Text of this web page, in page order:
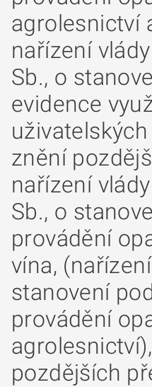
agrolesnictví
nařízení
Sb., o
evidence
znění
nařízení
Sb., o
provádění
vína,
stanovení
provádění
pozdějších